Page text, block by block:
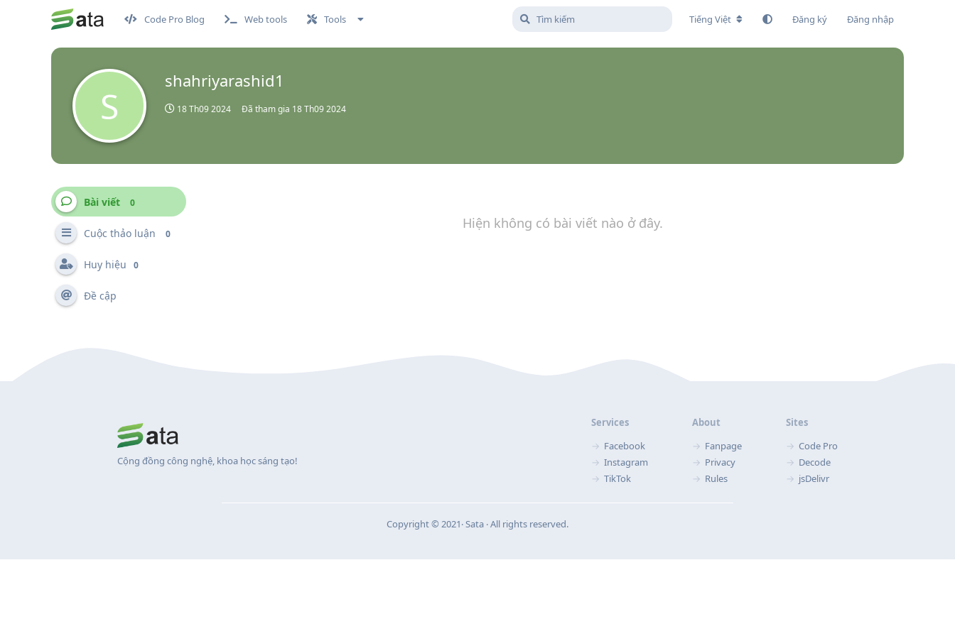
Code Pro Blog Web tools Tools Tiếng Việt Đăng ký Đăng nhập
S
shahriyarashid1
18 Th09 2024 Đã tham gia 18 Th09 2024
Bài viết 0
Cuộc thảo luận 0
Huy hiệu 0
Đề cập
Hiện không có bài viết nào ở đây.
Cộng đồng công nghệ, khoa học sáng tạo!
Services
Facebook
Instagram
TikTok
About
Fanpage
Privacy
Rules
Sites
Code Pro
Decode
jsDelivr
Copyright © 2021‧ Sata ‧ All rights reserved.